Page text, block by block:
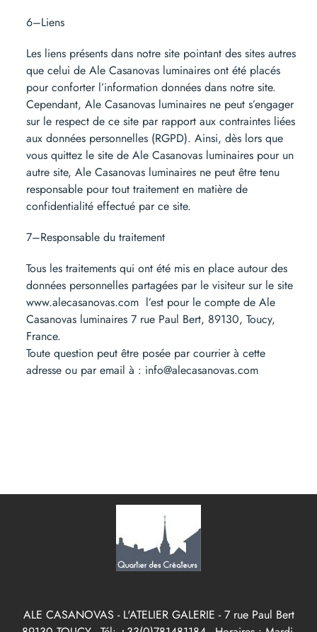
6–Liens
Les liens présents dans notre site pointant des sites autres
que celui de Ale Casanovas luminaires ont été placés
pour conforter l’information données dans notre site.
Cependant, Ale Casanovas luminaires ne peut s’engager
sur le respect de ce site par rapport aux contraintes liées
aux données personnelles (RGPD). Ainsi, dès lors que
vous quittez le site de Ale Casanovas luminaires pour un
autre site, Ale Casanovas luminaires ne peut être tenu
responsable pour tout traitement en matière de
confidentialité effectué par ce site.
7–Responsable du traitement
Tous les traitements qui ont été mis en place autour des
données personnelles partagées par le visiteur sur le site
www.alecasanovas.com l’est pour le compte de Ale
Casanovas luminaires 7 rue Paul Bert, 89130, Toucy,
France.
Toute question peut être posée par courrier à cette
adresse ou par email à : info@alecasanovas.com
ALE CASANOVAS - L'ATELIER GALERIE - 7 rue Paul Bert